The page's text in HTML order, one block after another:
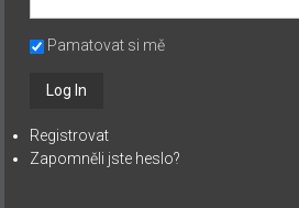
Pamatovat si mě
Registrovat
Zapomněli jste heslo?